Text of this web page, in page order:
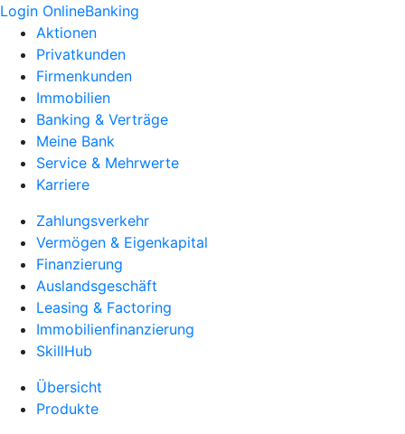
Login OnlineBanking
Aktionen
Privatkunden
Firmenkunden
Immobilien
Banking & Verträge
Meine Bank
Service & Mehrwerte
Karriere
Zahlungsverkehr
Vermögen & Eigenkapital
Finanzierung
Auslandsgeschäft
Leasing & Factoring
Immobilienfinanzierung
SkillHub
Übersicht
Produkte